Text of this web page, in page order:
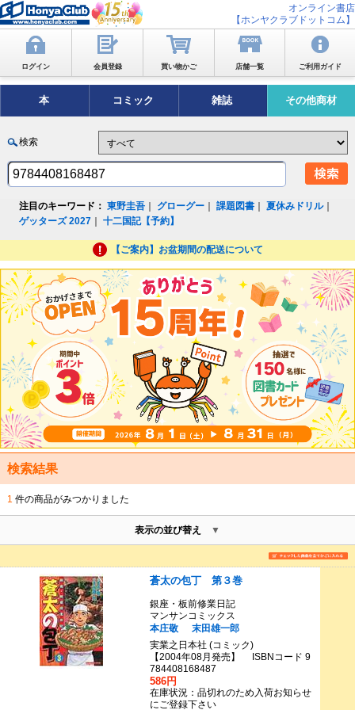
オンライン書店
【ホンヤクラブドットコム】
ログイン 会員登録 買い物かご 店舗一覧 ご利用ガイド
本 コミック 雑誌 その他商材
検索
注目のキーワード： 東野圭吾 グローグー ｜課題図書 ｜夏休みドリル｜
ゲッターズ 2027 ｜十二国記【予約】
【ご案内】お盆期間の配送について
検索結果
1 件の商品がみつかりました
表示の並び替え
蒼太の包丁 第３巻
銀座・板前修業日記
マンサンコミックス
本庄敬
末田雄一郎
実業之日本社 (コミック)
【2004年08月発売】 ISBNコード 9
784408168487
586円
在庫状況：品切れのため入荷お知らせ
にご登録下さい